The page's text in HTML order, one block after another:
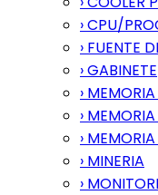
› CPU/
› FUENTE
› GABINETE
›
›
›
› MINERIA
›